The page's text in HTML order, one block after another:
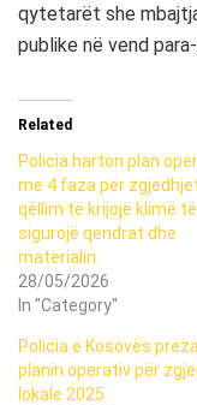
qytetarët she
publike në vend
Related
Policia harton plan
me 4 faza për
qëllim të krijojë klimë
sigurojë qendrat dhe
materialin.
28/05/2026
In "Category"
Policia e Kosovës
planin operativ për
lokale 2025